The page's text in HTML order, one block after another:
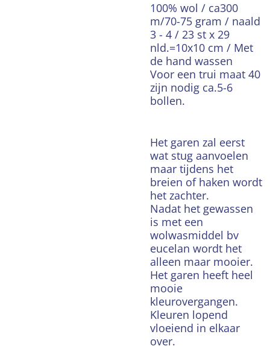
100% wol / ca300
m/70-75 gram / naald
3 - 4 / 23 st x 29
nld.=10x10 cm / Met
de hand wassen
Voor een trui maat 40
zijn nodig ca.5-6
bollen.
Het garen zal eerst
wat stug aanvoelen
maar tijdens het
breien of haken wordt
het zachter.
Nadat het gewassen
is met een
wolwasmiddel bv
eucelan wordt het
alleen maar mooier.
Het garen heeft heel
mooie
kleurovergangen.
Kleuren lopend
vloeiend in elkaar
over.